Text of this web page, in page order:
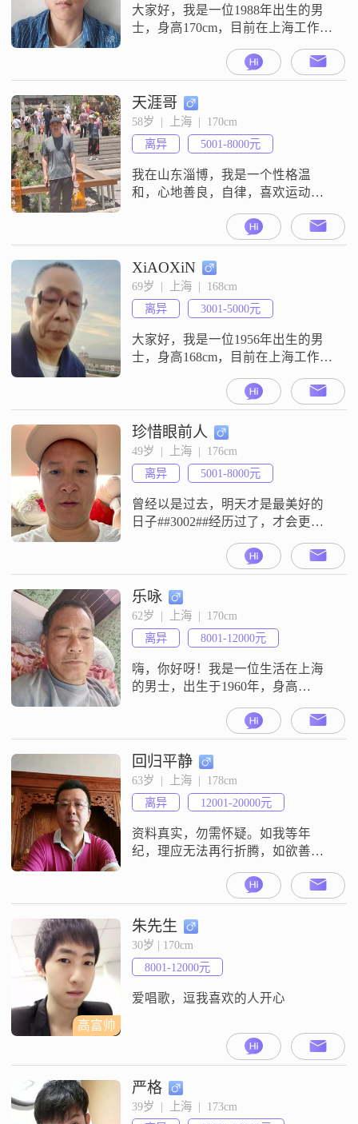
的职业目标##300
大家好，我是一位1988年出生的男
士，身高170cm，目前在上海工作，
月收入在3001到5000元之间。我拥
有大学本科学历，平时喜欢追求简
单的生活方式，注重自我提升，是
个终身学习的践行者。性格方面，
我比较耐心包容，稳重可靠，随和
易相处。我热爱传统文化，对历史
有着浓厚的兴趣，经常沉浸在历史
的海洋中，这让我更加珍视现在的
生
天涯哥
58岁  |  上海  |  170cm
离异
5001-8000元
我在山东淄博，我是一个性格温
和，心地善良，自律，喜欢运动，
两年左右退休，爱需要双方的理
解，包容和付出，期望另一半，性
格温柔善良，善解人意，我想要的
生活，两个人一起买菜做饭，一起
散步，相互关心体贴，相伴到老。
期待有缘的你早日出现，我在这里
等你。
XiAOXiN
69岁  |  上海  |  168cm
离异
3001-5000元
大家好，我是一位1956年出生的男
士，身高168cm，目前在上海工作，
##3002##我拥有大专学历，性格上
我比较真诚可靠，始终把家庭放在
第一位##3002##在生活中，我是一
个稳重可靠的人，很注重健康养
生，也追求有品质的生活##3002##
我喜欢做菜烹饪，觉得这是一种很
好的放松方式，也
珍惜眼前人
49岁  |  上海  |  176cm
离异
5001-8000元
曾经以是过去，明天才是最美好的
日子##3002##经历过了，才会更懂
乐咏
62岁  |  上海  |  170cm
离异
8001-12000元
嗨，你好呀！我是一位生活在上海
的男士，出生于1960年，身高
积极的态度，活在当下，享受每一
刻的美好##3002##我的收入状况还
不错，每月在8001到12000元之间，
能够保证基本的生活需求和一些额
外的娱乐开销##3002##虽然我的学
历是高中及以下，但我相信，生活
中的智慧和
回归平静
63岁  |  上海  |  178cm
离异
12001-20000元
资料真实，勿需怀疑。如我等年
纪，理应无法再行折腾，如欲善终
如何浮沉，真正面对的还是将来。
曾几何时，看到的，自己经历的，
芸芸众生，万千世界，无论喜悲交
加，对或错于今已如云烟；现在之
我们，已没有了年轻时的激情，唯
有如何过好不再年轻的未来日子，
因为生活还得继续，只有活出精彩
高富帅
朱先生
30岁 | 170cm
8001-12000元
爱唱歌，逗我喜欢的人开心
严格
39岁  |  上海  |  173cm